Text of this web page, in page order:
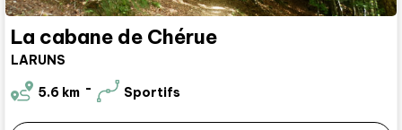
La cabane de Chérue
LARUNS
5.6 km Sportifs